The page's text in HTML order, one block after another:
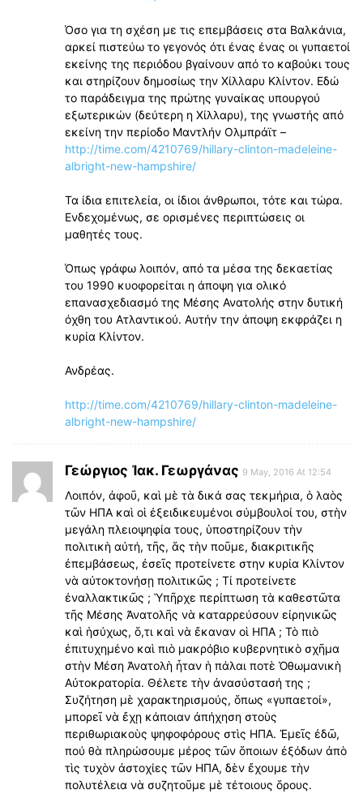
Όσο για τη σχέση με τις επεμβάσεις στα Βαλκάνια,
αρκεί πιστεύω το γεγονός ότι ένας ένας οι γυπαετοί
εκείνης της περιόδου βγαίνουν από το καβούκι τους
και στηρίζουν δημοσίως την Χίλλαρυ Κλίντον. Εδώ
το παράδειγμα της πρώτης γυναίκας υπουργού
εξωτερικών (δεύτερη η Χίλλαρυ), της γνωστής από
εκείνη την περίοδο Μαντλήν Ολμπράϊτ –
http://time.com/4210769/hillary-clinton-madeleine-
albright-new-hampshire/
Τα ίδια επιτελεία, οι ίδιοι άνθρωποι, τότε και τώρα.
Ενδεχομένως, σε ορισμένες περιπτώσεις οι
μαθητές τους.
Όπως γράφω λοιπόν, από τα μέσα της δεκαετίας
του 1990 κυοφορείται η άποψη για ολικό
επανασχεδιασμό της Μέσης Ανατολής στην δυτική
όχθη του Ατλαντικού. Αυτήν την άποψη εκφράζει η
κυρία Κλίντον.
Ανδρέας.
http://time.com/4210769/hillary-clinton-madeleine-
albright-new-hampshire/
Γεώργιος Ἰακ. Γεωργάνας 9 May, 2016 At 12:54
Λοιπόν, ἀφοῦ, καὶ μὲ τὰ δικά σας τεκμήρια, ὁ λαὸς
τῶν ΗΠΑ καὶ οἱ ἐξειδικευμένοι σύμβουλοί του, στὴν
μεγάλη πλειοψηφία τους, ὑποστηρίζουν τὴν
πολιτικὴ αὐτή, τῆς, ἅς τὴν ποῦμε, διακριτικῆς
ἐπεμβάσεως, ἐσεῖς προτείνετε στην κυρία Κλίντον
νὰ αὐτοκτονήσῃ πολιτικῶς ; Τί προτείνετε
ἐναλλακτικῶς ; Ὑπῆρχε περίπτωση τὰ καθεστῶτα
τῆς Μέσης Ἀνατολῆς νὰ καταρρεύσουν εἰρηνικῶς
καὶ ἡσύχως, ὅ,τι καὶ νὰ ἔκαναν οἱ ΗΠΑ ; Τὸ πιὸ
ἐπιτυχημένο καὶ πιὸ μακρόβιο κυβερνητικὸ σχῆμα
στὴν Μέση Ἀνατολὴ ἦταν ἡ πάλαι ποτὲ Ὀθωμανικὴ
Αὐτοκρατορία. Θέλετε τὴν ἀνασύστασή της ;
Συζήτηση μὲ χαρακτηρισμούς, ὅπως «γυπαετοί»,
μπορεῖ νὰ ἔχῃ κάποιαν ἀπήχηση στοὺς
περιθωριακοὺς ψηφοφόρους στὶς ΗΠΑ. Ἐμεῖς ἐδῶ,
πού θὰ πληρώσουμε μέρος τῶν ὅποιων ἐξόδων ἀπὸ
τὶς τυχὸν ἀστοχίες τῶν ΗΠΑ, δὲν ἔχουμε τὴν
πολυτέλεια νὰ συζητοῦμε μὲ τέτοιους ὅρους.